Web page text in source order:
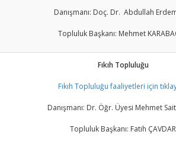
Danışmanı: Doç. Dr. Abdullah
Topluluk Başkanı: Mehmet
Fıkıh Topluluğu
Fıkıh Topluluğu faaliyetleri için
Danışmanı: Dr. Öğr. Üyesi Mehmet Sait
Topluluk Başkanı: Fatih ÇAVDAR